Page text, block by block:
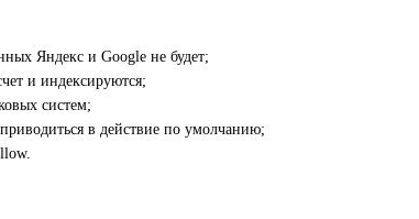
Яндекс и Google не будет;
и индексируются;
систем;
в действие по умолчанию;